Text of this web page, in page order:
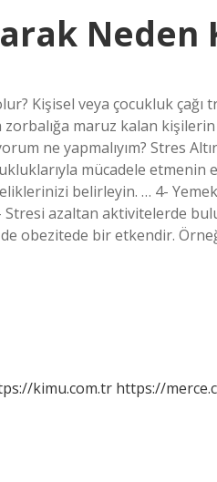
Neden
Kişisel veya çocukluk çağı
zorbalığa maruz kalan
ne yapmalıyım? Stres
mücadele
belirleyin. … 4-
azaltan aktivitelerde
obezitede bir etkendir.
kimu.com.tr https://